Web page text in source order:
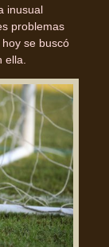
inusual
problemas
se buscó